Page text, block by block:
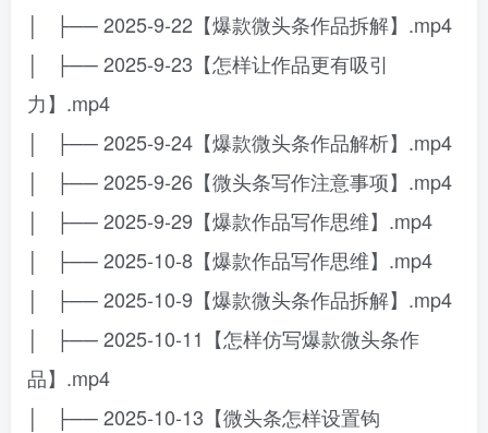
│ ├── 2025-9-22【爆款微头条作品拆解】.mp4
│ ├── 2025-9-23【怎样让作品更有吸引
力】.mp4
│ ├── 2025-9-24【爆款微头条作品解析】.mp4
│ ├── 2025-9-26【微头条写作注意事项】.mp4
│ ├── 2025-9-29【爆款作品写作思维】.mp4
│ ├── 2025-10-8【爆款作品写作思维】.mp4
│ ├── 2025-10-9【爆款微头条作品拆解】.mp4
│ ├── 2025-10-11【怎样仿写爆款微头条作
品】.mp4
│ ├── 2025-10-13【微头条怎样设置钩